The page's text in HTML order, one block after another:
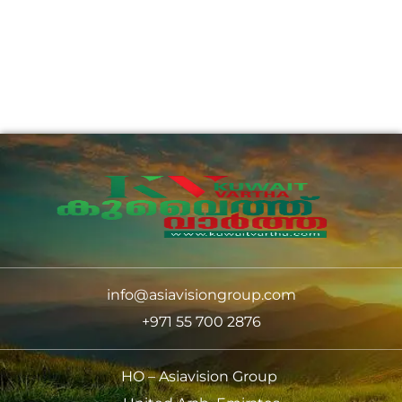
info@asiavisiongroup.com
+971 55 700 2876
HO – Asiavision Group